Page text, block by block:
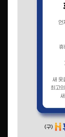
※ 정보통신망 이
자우편주소의 무
정보통신망 이
제50조의2 (전자
누구든지 인
인터넷 홈페
램 그 밖의